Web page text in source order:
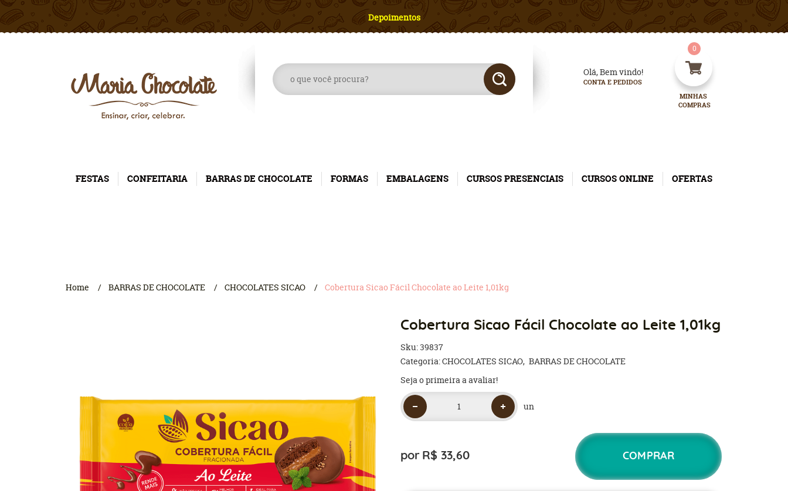
Depoimentos
Olá, Bem vindo!
CONTA E PEDIDOS
MINHAS
COMPRAS
0
FESTAS CONFEITARIA BARRAS DE CHOCOLATE FORMAS EMBALAGENS CURSOS PRESENCIAIS CURSOS ONLINE OFERTAS
Home BARRAS DE CHOCOLATE CHOCOLATES SICAO Cobertura Sicao Fácil Chocolate ao Leite 1,01kg
Cobertura Sicao Fácil Chocolate ao Leite 1,01kg
Sku:39837
Categoria:CHOCOLATES SICAO BARRAS DE CHOCOLATE
Seja o primeira a avaliar!
un
por R$ 33,60 COMPRAR